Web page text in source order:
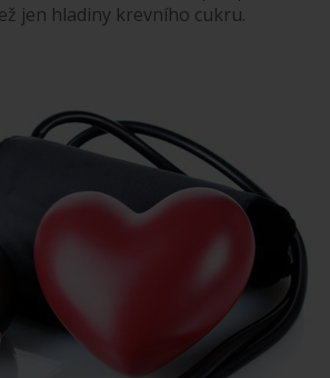
jen hladiny krevního cukru.